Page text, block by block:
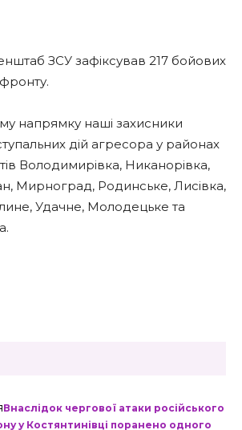
ЗСУ зафіксував 217 бойових
фронту.
напрямку наші захисники
дій агресора у районах
Володимирівка, Никанорівка,
Мирноград, Родинське, Лисівка,
Удачне, Молодецьке та
Внаслідок чергової атаки російського
у Костянтинівці поранено одного